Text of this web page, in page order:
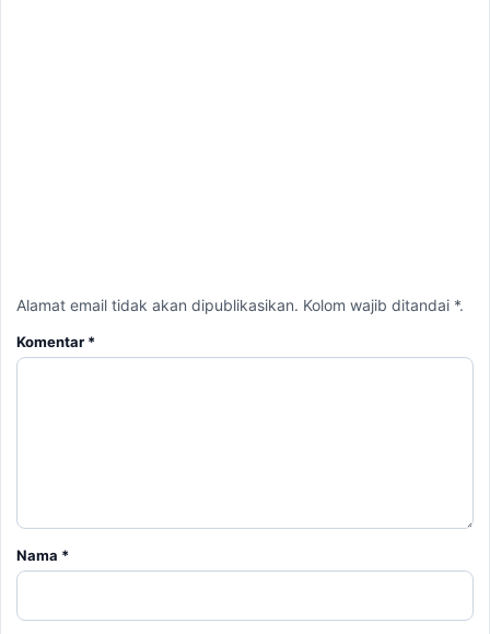
Alamat email tidak akan dipublikasikan. Kolom wajib ditandai *.
Komentar *
Nama *